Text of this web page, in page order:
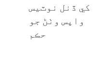
کي ڏنل نوٽيس
واپس وٺڻ جو
حڪم